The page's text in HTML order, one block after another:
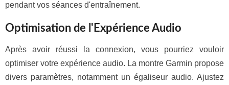
pendant vos séances d'entraînement.
Optimisation de l'Expérience Audio
Après avoir réussi la connexion, vous pourriez vouloir
optimiser votre expérience audio. La montre Garmin propose
divers paramètres, notamment un égaliseur audio. Ajustez